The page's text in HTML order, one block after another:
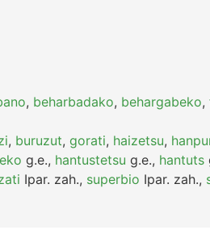
, beharbadako, behargabeko,
, buruzut, gorati, haizetsu,
g.e., hantustetsu g.e., hantuts
Ipar. zah., superbio Ipar. zah.,